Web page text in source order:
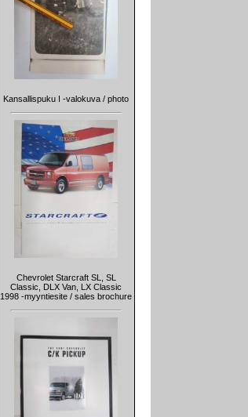
Kansallispuku I -valokuva / photo
Chevrolet Starcraft SL, SL
Classic, DLX Van, LX Classic
1998 -myyntiesite / sales brochure